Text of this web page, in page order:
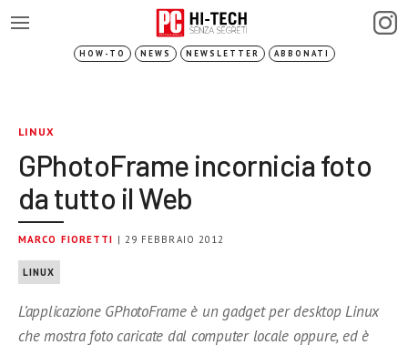
HOW-TO NEWS NEWSLETTER ABBONATI
LINUX
GPhotoFrame incornicia foto
da tutto il Web
MARCO FIORETTI | 29 FEBBRAIO 2012
LINUX
L’applicazione GPhotoFrame è un gadget per desktop Linux
che mostra foto caricate dal computer locale oppure, ed è